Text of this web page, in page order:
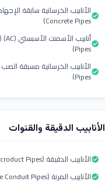
Concrete Pipes)check_circle
Pipes)check_circle
Pipes)check_circle
الأنابيب الدقيقة والقنوات
الأنابيب الدقيقة (Microduct Pipes)check_circle
الأنابيب المرنة (Flexible Conduit Pipes)check_circle